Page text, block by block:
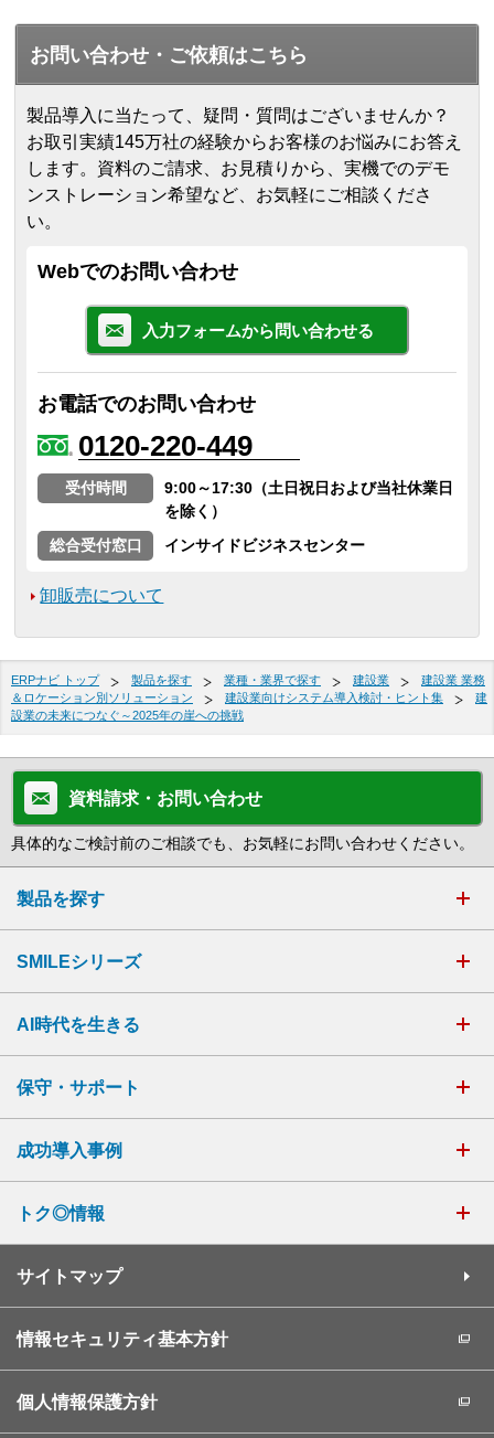
お問い合わせ・ご依頼はこちら
製品導入に当たって、疑問・質問はございませんか？
お取引実績145万社の経験からお客様のお悩みにお答え
します。 資料のご請求、お見積りから、実機でのデモ
ンストレーション希望など、お気軽にご相談くださ
い。
Webでのお問い合わせ
入力フォームから問い合わせる
お電話でのお問い合わせ
0120-220-449
受付時間
9:00～17:30（土日祝日および当社休業日
を除く）
総合受付窓口
インサイドビジネスセンター
卸販売について
ERPナビ トップ 製品を探す 業種・業界で探す 建設業
建設業 業務
＆ロケーション別ソリューション
建設業向けシステム導入検討・ヒント集
建
設業の未来につなぐ～2025年の崖への挑戦
資料請求・お問い合わせ
具体的なご検討前のご相談でも、お気軽にお問い合わせください。
製品を探す
SMILEシリーズ
AI時代を生きる
保守・サポート
成功導入事例
トク◎情報
サイトマップ
情報セキュリティ基本方針
個人情報保護方針